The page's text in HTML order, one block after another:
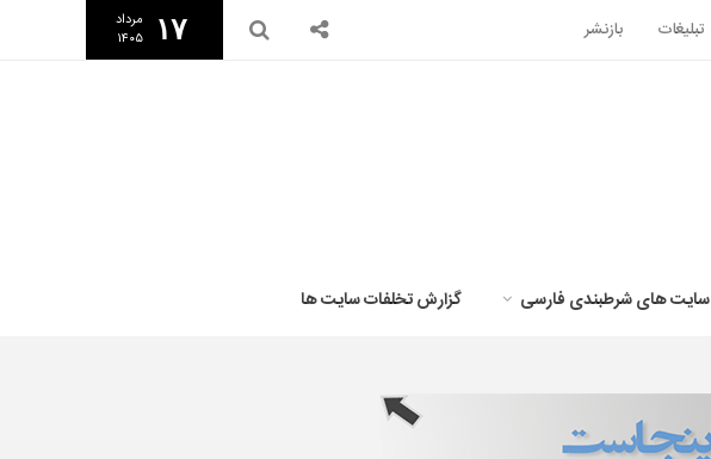
تبلیغات بازنشر ۱۷
مرداد
۱۴۰۵
سایت های شرطبندی فارسی گزارش تخلفات سایت ها